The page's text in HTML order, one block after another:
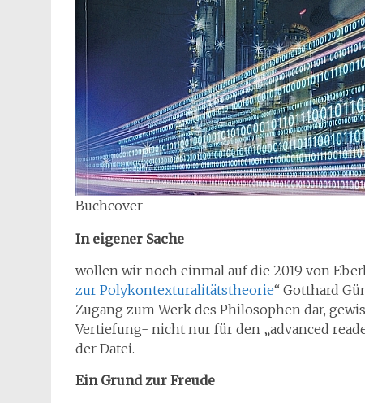
Buchcover
In eigener Sache
wollen wir noch einmal auf die 2019 von
zur Polykontexturalitätstheorie“ Gotthard
Zugang zum Werk des Philosophen dar,
Vertiefung- nicht nur für den „advanced
der Datei.
Ein Grund zur Freude